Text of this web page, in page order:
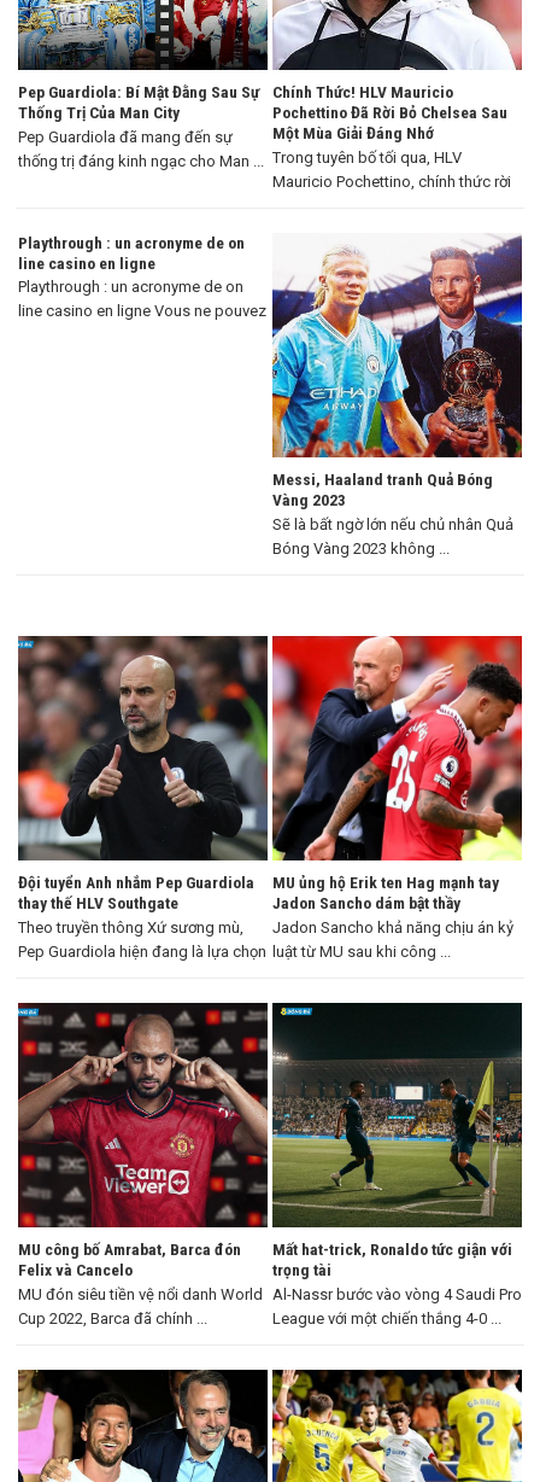
Pep Guardiola: Bí Mật Đằng Sau Sự
Thống Trị Của Man City
Pep Guardiola đã mang đến sự
thống trị đáng kinh ngạc cho Man ...
Chính Thức! HLV Mauricio
Pochettino Đã Rời Bỏ Chelsea Sau
Một Mùa Giải Đáng Nhớ
Trong tuyên bố tối qua, HLV
Mauricio Pochettino, chính thức rời
Playthrough : un acronyme de on
line casino en ligne
Playthrough : un acronyme de on
line casino en ligne Vous ne pouvez
Messi, Haaland tranh Quả Bóng
Vàng 2023
Sẽ là bất ngờ lớn nếu chủ nhân Quả
Bóng Vàng 2023 không ...
Đội tuyển Anh nhắm Pep Guardiola
thay thế HLV Southgate
Theo truyền thông Xứ sương mù,
Pep Guardiola hiện đang là lựa chọn
MU ủng hộ Erik ten Hag mạnh tay
Jadon Sancho dám bật thầy
Jadon Sancho khả năng chịu án kỷ
luật từ MU sau khi công ...
MU công bố Amrabat, Barca đón
Felix và Cancelo
MU đón siêu tiền vệ nổi danh World
Cup 2022, Barca đã chính ...
Mất hat-trick, Ronaldo tức giận với
trọng tài
Al-Nassr bước vào vòng 4 Saudi Pro
League với một chiến thắng 4-0 ...